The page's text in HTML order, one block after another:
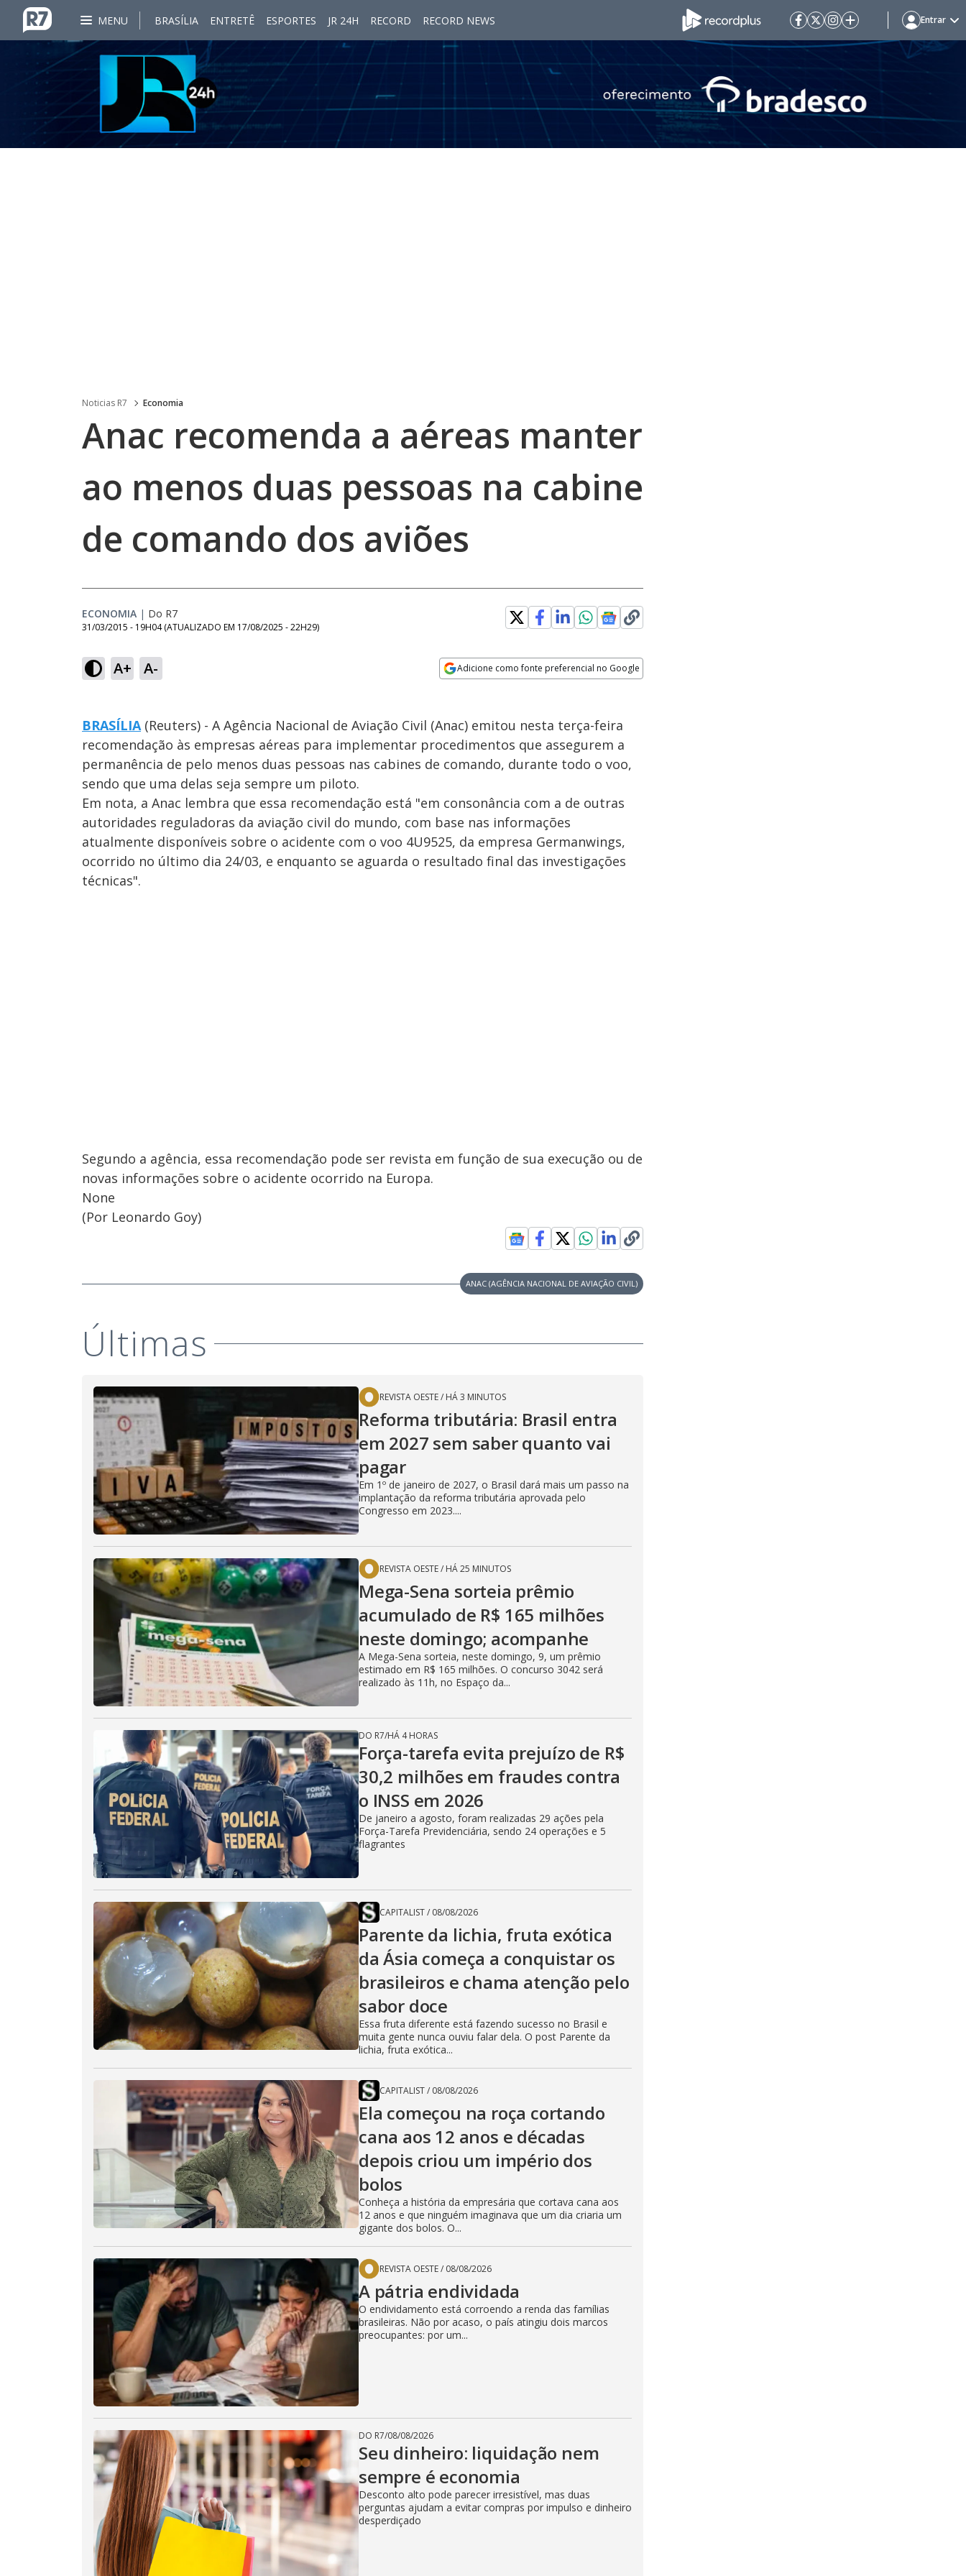
MENU BRASÍLIA ENTRETÊ ESPORTES JR 24H RECORD RECORD NEWS Entrar
Noticias R7 Economia
Anac recomenda a aéreas manter
ao menos duas pessoas na cabine
de comando dos aviões
ECONOMIA | Do R7
31/03/2015 - 19H04 (ATUALIZADO EM 17/08/2025 - 22H29)
A+ A- Adicione como fonte preferencial no Google
BRASÍLIA(Reuters) - A Agência Nacional de Aviação Civil (Anac) emitou nesta terça-feira
recomendação às empresas aéreas para implementar procedimentos que assegurem a
permanência de pelo menos duas pessoas nas cabines de comando, durante todo o voo,
sendo que uma delas seja sempre um piloto.
Em nota, a Anac lembra que essa recomendação está "em consonância com a de outras
autoridades reguladoras da aviação civil do mundo, com base nas informações
atualmente disponíveis sobre o acidente com o voo 4U9525, da empresa Germanwings,
ocorrido no último dia 24/03, e enquanto se aguarda o resultado final das investigações
técnicas".
Segundo a agência, essa recomendação pode ser revista em função de sua execução ou de
novas informações sobre o acidente ocorrido na Europa.
None
(Por Leonardo Goy)
ANAC (AGÊNCIA NACIONAL DE AVIAÇÃO CIVIL)
Últimas
REVISTA OESTE/ HÁ 3 MINUTOS
Reforma tributária: Brasil entra
em 2027 sem saber quanto vai
pagar
Em 1º de janeiro de 2027, o Brasil dará mais um passo na
implantação da reforma tributária aprovada pelo
Congresso em 2023....
REVISTA OESTE/ HÁ 25 MINUTOS
Mega-Sena sorteia prêmio
acumulado de R$ 165 milhões
neste domingo; acompanhe
A Mega-Sena sorteia, neste domingo, 9, um prêmio
estimado em R$ 165 milhões. O concurso 3042 será
realizado às 11h, no Espaço da...
DO R7/HÁ 4 HORAS
Força-tarefa evita prejuízo de R$
30,2 milhões em fraudes contra
o INSS em 2026
De janeiro a agosto, foram realizadas 29 ações pela
Força-Tarefa Previdenciária, sendo 24 operações e 5
flagrantes
CAPITALIST/ 08/08/2026
Parente da lichia, fruta exótica
da Ásia começa a conquistar os
brasileiros e chama atenção pelo
sabor doce
Essa fruta diferente está fazendo sucesso no Brasil e
muita gente nunca ouviu falar dela. O post Parente da
lichia, fruta exótica...
CAPITALIST/ 08/08/2026
Ela começou na roça cortando
cana aos 12 anos e décadas
depois criou um império dos
bolos
Conheça a história da empresária que cortava cana aos
12 anos e que ninguém imaginava que um dia criaria um
gigante dos bolos. O...
REVISTA OESTE/ 08/08/2026
A pátria endividada
O endividamento está corroendo a renda das famílias
brasileiras. Não por acaso, o país atingiu dois marcos
preocupantes: por um...
DO R7/08/08/2026
Seu dinheiro: liquidação nem
sempre é economia
Desconto alto pode parecer irresistível, mas duas
perguntas ajudam a evitar compras por impulso e dinheiro
desperdiçado